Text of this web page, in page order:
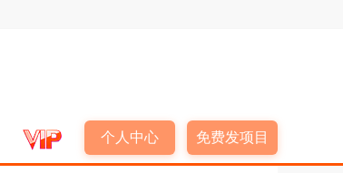
个人中心 免费发项目